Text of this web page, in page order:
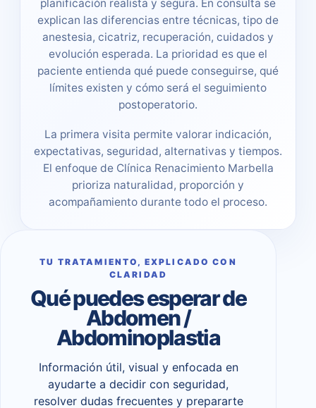
planificación realista y segura. En consulta se
explican las diferencias entre técnicas, tipo de
anestesia, cicatriz, recuperación, cuidados y
evolución esperada. La prioridad es que el
paciente entienda qué puede conseguirse, qué
límites existen y cómo será el seguimiento
postoperatorio.
La primera visita permite valorar indicación,
expectativas, seguridad, alternativas y tiempos.
El enfoque de Clínica Renacimiento Marbella
prioriza naturalidad, proporción y
acompañamiento durante todo el proceso.
TU TRATAMIENTO, EXPLICADO CON
CLARIDAD
Qué puedes esperar de
Abdomen /
Abdominoplastia
Información útil, visual y enfocada en
ayudarte a decidir con seguridad,
resolver dudas frecuentes y prepararte